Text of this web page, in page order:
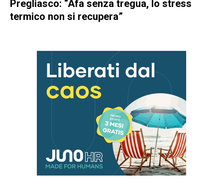
Pregliasco: “Afa senza tregua, lo stress
termico non si recupera”